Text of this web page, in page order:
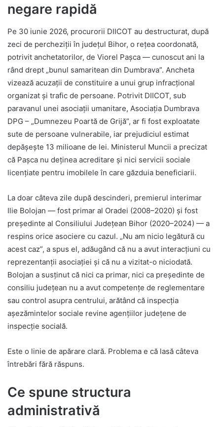
negare rapidă
Pe 30 iunie 2026, procurorii DIICOT au destructurat, după
zeci de percheziții în județul Bihor, o rețea coordonată,
potrivit anchetatorilor, de Viorel Pașca — cunoscut ani la
rând drept „bunul samaritean din Dumbrava”. Ancheta
vizează acuzații de constituire a unui grup infracțional
organizat și trafic de persoane. Potrivit DIICOT, sub
paravanul unei asociații umanitare, Asociația Dumbrava
DPG – „Dumnezeu Poartă de Grijă”, ar fi fost exploatate
sute de persoane vulnerabile, iar prejudiciul estimat
depășește 13 milioane de lei. Ministerul Muncii a precizat
că Pașca nu deținea acreditare și nici servicii sociale
licențiate pentru imobilele în care găzduia beneficiarii.
La doar câteva zile după descinderi, premierul interimar
Ilie Bolojan — fost primar al Oradei (2008–2020) și fost
președinte al Consiliului Județean Bihor (2020–2024) — a
respins orice asociere cu cazul. „Nu am nicio legătură cu
acest caz”, a spus el, adăugând că nu a avut interacțiuni cu
reprezentanții asociației și că nu a vizitat-o niciodată.
Bolojan a susținut că nici ca primar, nici ca președinte de
consiliu județean nu a avut competențe de reglementare
sau control asupra centrului, arătând că inspecția
așezămintelor sociale revine agențiilor județene de
inspecție socială.
Este o linie de apărare clară. Problema e că lasă câteva
întrebări fără răspuns.
Ce spune structura
administrativă